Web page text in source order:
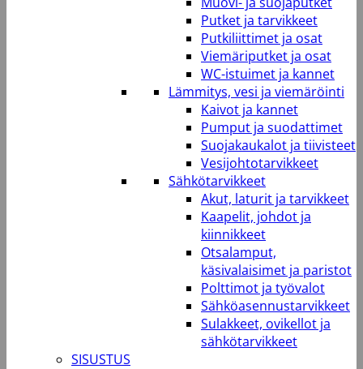
Putket ja tarvikkeet
Putkiliittimet ja osat
Viemäriputket ja osat
WC-istuimet ja kannet
Lämmitys, vesi ja viemäröinti
Kaivot ja kannet
Pumput ja suodattimet
Suojakaukalot ja tiivisteet
Vesijohtotarvikkeet
Sähkötarvikkeet
Akut, laturit ja tarvikkeet
Kaapelit, johdot ja
kiinnikkeet
Otsalamput,
käsivalaisimet ja paristot
Polttimot ja työvalot
Sähköasennustarvikkeet
Sulakkeet, ovikellot ja
sähkötarvikkeet
SISUSTUS